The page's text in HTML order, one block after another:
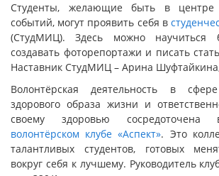
Студенты, желающие быть в центре
событий, могут проявить себя в
(СтудМИЦ). Здесь можно научиться
создавать фоторепортажи и писать
Наставник СтудМИЦ – Арина
Волонтёрская деятельность в
здорового образа жизни и
своему здоровью
волонтёрском клубе «Аспект». Это
талантливых студентов, готовых
вокруг себя к лучшему. Руководитель